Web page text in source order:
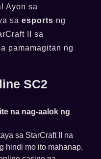
Ayon sa
sa esports ng
II sa
pamamagitan ng
SC2
na nag-aalok ng
sa StarCraft II na
hindi mo ito mahanap,